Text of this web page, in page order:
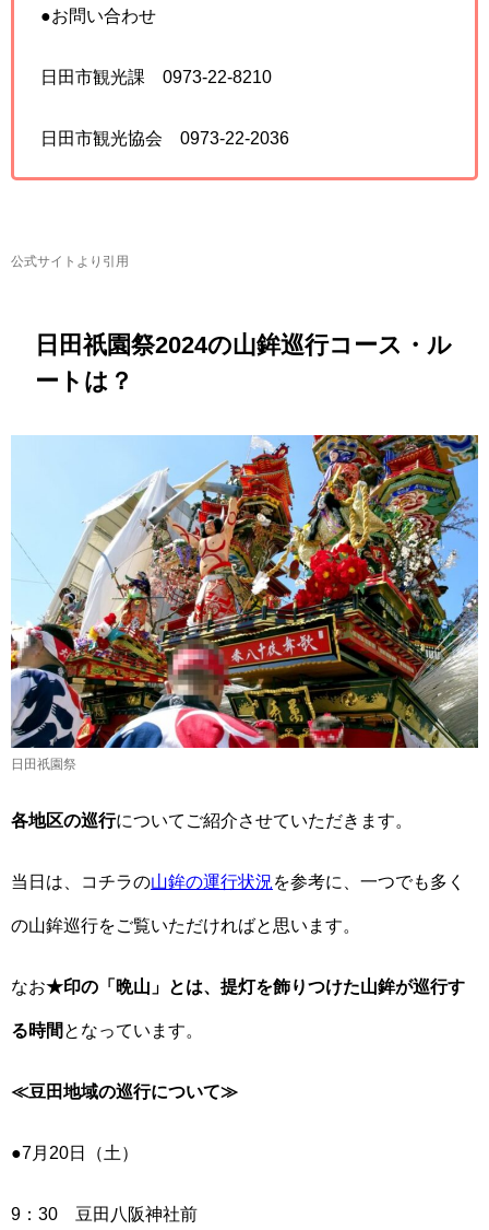
●お問い合わせ
日田市観光課 0973-22-8210
日田市観光協会 0973-22-2036
公式サイトより引用
日田祇園祭2024の山鉾巡行コース・ル
ートは？
日田祇園祭
各地区の巡行についてご紹介させていただきます。
当日は、コチラの山鉾の運行状況 を参考に、一つでも多く
の山鉾巡行をご覧いただければと思います。
なお★印の「晩山」とは、提灯を飾りつけた山鉾が巡行す
る時間 となっています。
≪豆田地域の巡行について≫
●7月20日（土）
9：30 豆田八阪神社前